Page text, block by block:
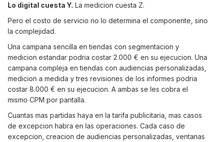
Lo digital cuesta Y. La medicion cuesta Z.
Pero el costo de servicio no lo determina el componente, sino
la complejidad.
Una campana sencilla en tiendas con segmentacion y
medicion estandar podria costar 2.000 € en su ejecucion. Una
campana compleja en tiendas con audiencias personalizadas,
medicion a medida y tres revisiones de los informes podria
costar 8.000 € en su ejecucion. A ambas se les cobra el
mismo CPM por pantalla.
Cuantas mas partidas haya en la tarifa publicitaria, mas casos
de excepcion habra en las operaciones. Cada caso de
excepcion, creacion de audiencias personalizadas, ventanas